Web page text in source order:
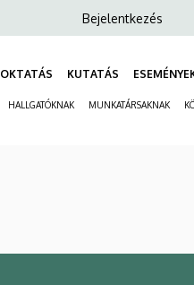
Anonim
fiók
menüje
Bejelentkezés
OKTATÁS KUTATÁS
HALLGATÓKNAK MUNKATÁRSAKNAK